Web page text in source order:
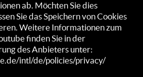
ab. Möchten Sie dies
Sie das Speichern von Cookies
Weitere Informationen zum
finden Sie in der
des Anbieters unter:
intl/de/policies/privacy/